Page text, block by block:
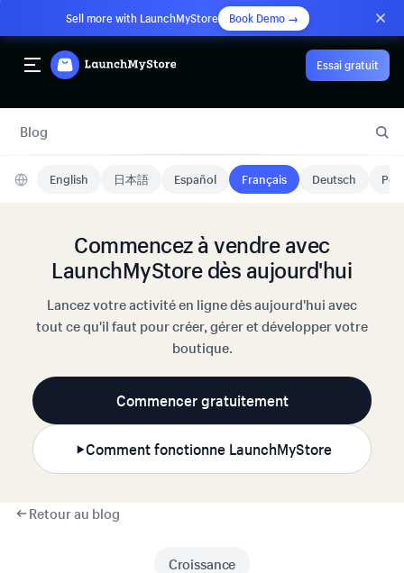
Sell more with LaunchMyStore Book Demo →
Essai gratuit
Blog
English 日本語 Español Français Deutsch
Commencez à vendre avec
LaunchMyStore dès aujourd'hui
Lancez votre activité en ligne dès aujourd'hui avec
tout ce qu'il faut pour créer, gérer et développer votre
boutique.
Commencer gratuitement
Comment fonctionne LaunchMyStore
Retour au blog
Croissance